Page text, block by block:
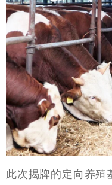
此次揭牌的定向养殖